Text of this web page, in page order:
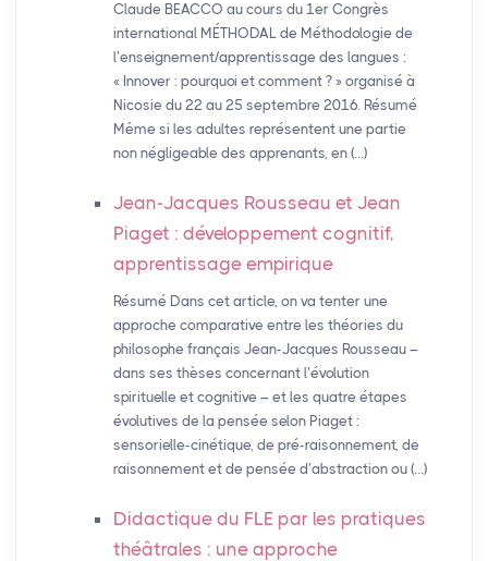
Claude BEACCO au cours du 1er Congrès
international MÉTHODAL de Méthodologie de
l’enseignement/apprentissage des langues :
« Innover : pourquoi et comment ? » organisé à
Nicosie du 22 au 25 septembre 2016. Résumé
Même si les adultes représentent une partie
non négligeable des apprenants, en (…)
Jean-Jacques Rousseau et Jean
Piaget : développement cognitif,
apprentissage empirique
Résumé Dans cet article, on va tenter une
approche comparative entre les théories du
philosophe français Jean-Jacques Rousseau –
dans ses thèses concernant l’évolution
spirituelle et cognitive – et les quatre étapes
évolutives de la pensée selon Piaget :
sensorielle-cinétique, de pré-raisonnement, de
raisonnement et de pensée d’abstraction ou (…)
Didactique du FLE par les pratiques
théâtrales : une approche